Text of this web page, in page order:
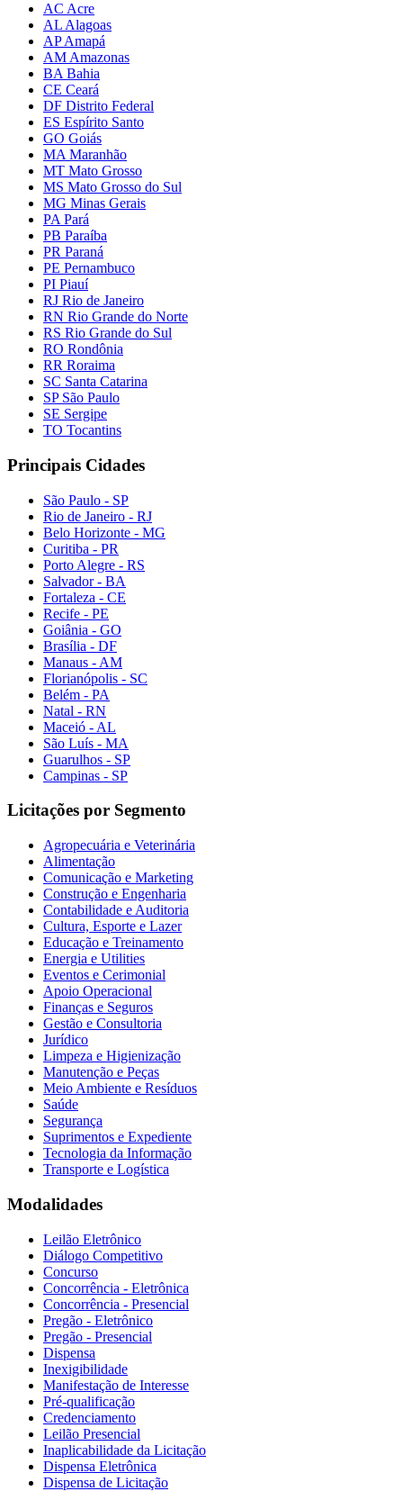
AC Acre
AL Alagoas
AP Amapá
AM Amazonas
BA Bahia
CE Ceará
DF Distrito Federal
ES Espírito Santo
GO Goiás
MA Maranhão
MT Mato Grosso
MS Mato Grosso do Sul
MG Minas Gerais
PA Pará
PB Paraíba
PR Paraná
PE Pernambuco
PI Piauí
RJ Rio de Janeiro
RN Rio Grande do Norte
RS Rio Grande do Sul
RO Rondônia
RR Roraima
SC Santa Catarina
SP São Paulo
SE Sergipe
TO Tocantins
Principais Cidades
São Paulo - SP
Rio de Janeiro - RJ
Belo Horizonte - MG
Curitiba - PR
Porto Alegre - RS
Salvador - BA
Fortaleza - CE
Recife - PE
Goiânia - GO
Brasília - DF
Manaus - AM
Florianópolis - SC
Belém - PA
Natal - RN
Maceió - AL
São Luís - MA
Guarulhos - SP
Campinas - SP
Licitações por Segmento
Agropecuária e Veterinária
Alimentação
Comunicação e Marketing
Construção e Engenharia
Contabilidade e Auditoria
Cultura, Esporte e Lazer
Educação e Treinamento
Energia e Utilities
Eventos e Cerimonial
Apoio Operacional
Finanças e Seguros
Gestão e Consultoria
Jurídico
Limpeza e Higienização
Manutenção e Peças
Meio Ambiente e Resíduos
Saúde
Segurança
Suprimentos e Expediente
Tecnologia da Informação
Transporte e Logística
Modalidades
Leilão Eletrônico
Diálogo Competitivo
Concurso
Concorrência - Eletrônica
Concorrência - Presencial
Pregão - Eletrônico
Pregão - Presencial
Dispensa
Inexigibilidade
Manifestação de Interesse
Pré-qualificação
Credenciamento
Leilão Presencial
Inaplicabilidade da Licitação
Dispensa Eletrônica
Dispensa de Licitação